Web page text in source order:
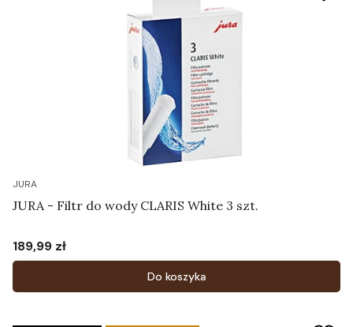
JURA
JURA - Filtr do wody CLARIS White 3 szt.
Cena
189,99 zł
Do koszyka